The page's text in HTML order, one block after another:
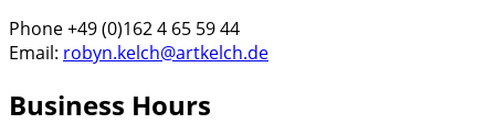
Phone +49 (0)162 4 65 59 44
Email: robyn.kelch@artkelch.de
Business Hours